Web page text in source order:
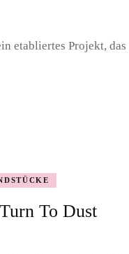
etabliertes Projekt,
To Dust